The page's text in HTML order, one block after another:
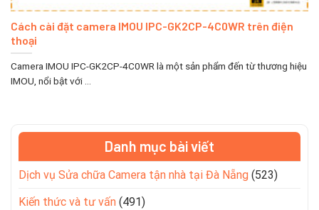
Danh mục bài viết
Dịch vụ Sửa chữa Camera tận nhà tại Đà Nẵng (523)
Kiến thức và tư vấn (491)
Cách cài đặt camera IMOU IPC-GK2CP-4C0WR trên điện
thoại
Camera IMOU IPC-GK2CP-4C0WR là một sản phẩm đến từ thương hiệu
IMOU, nổi bật với ...